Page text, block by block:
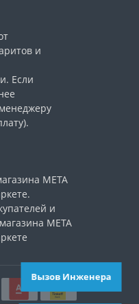
и
Если
Вызов Инженера